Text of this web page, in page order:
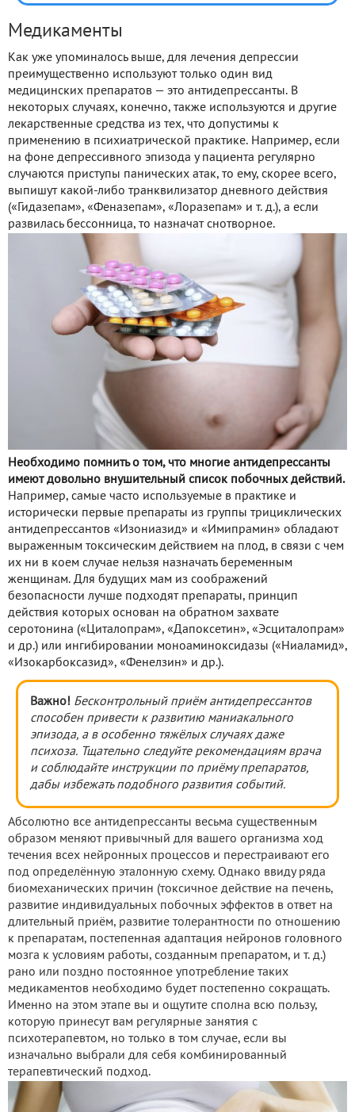
Медикаменты
Как уже упоминалось выше, для лечения депрессии
преимущественно используют только один вид
медицинских препаратов — это антидепрессанты. В
некоторых случаях, конечно, также используются и другие
лекарственные средства из тех, что допустимы к
применению в психиатрической практике. Например, если
на фоне депрессивного эпизода у пациента регулярно
случаются приступы панических атак, то ему, скорее всего,
выпишут какой-либо транквилизатор дневного действия
(«Гидазепам», «Феназепам», «Лоразепам» и т. д.), а если
развилась бессонница, то назначат снотворное.
Необходимо помнить о том, что многие антидепрессанты
имеют довольно внушительный список побочных действий.
Например, самые часто используемые в практике и
исторически первые препараты из группы трициклических
антидепрессантов «Изониазид» и «Имипрамин» обладают
выраженным токсическим действием на плод, в связи с чем
их ни в коем случае нельзя назначать беременным
женщинам. Для будущих мам из соображений
безопасности лучше подходят препараты, принцип
действия которых основан на обратном захвате
серотонина («Циталопрам», «Дапоксетин», «Эсциталопрам»
и др.) или ингибировании моноаминоксидазы («Ниаламид»,
«Изокарбоксазид», «Фенелзин» и др.).
Важно! Бесконтрольный приём антидепрессантов
способен привести к развитию маниакального
эпизода, а в особенно тяжёлых случаях даже
психоза. Тщательно следуйте рекомендациям врача
и соблюдайте инструкции по приёму препаратов,
дабы избежать подобного развития событий.
Абсолютно все антидепрессанты весьма существенным
образом меняют привычный для вашего организма ход
течения всех нейронных процессов и перестраивают его
под определённую эталонную схему. Однако ввиду ряда
биомеханических причин (токсичное действие на печень,
развитие индивидуальных побочных эффектов в ответ на
длительный приём, развитие толерантности по отношению
к препаратам, постепенная адаптация нейронов головного
мозга к условиям работы, созданным препаратом, и т. д.)
рано или поздно постоянное употребление таких
медикаментов необходимо будет постепенно сокращать.
Именно на этом этапе вы и ощутите сполна всю пользу,
которую принесут вам регулярные занятия с
психотерапевтом, но только в том случае, если вы
изначально выбрали для себя комбинированный
терапевтический подход.